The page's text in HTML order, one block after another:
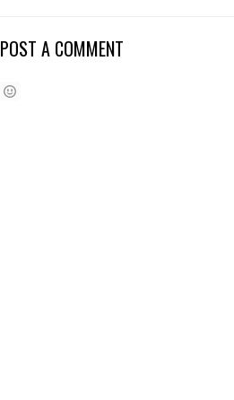
POST A COMMENT